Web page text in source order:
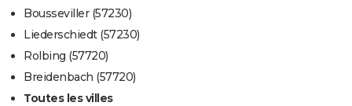
Bousseviller (57230)
Liederschiedt (57230)
Rolbing (57720)
Breidenbach (57720)
Toutes les villes